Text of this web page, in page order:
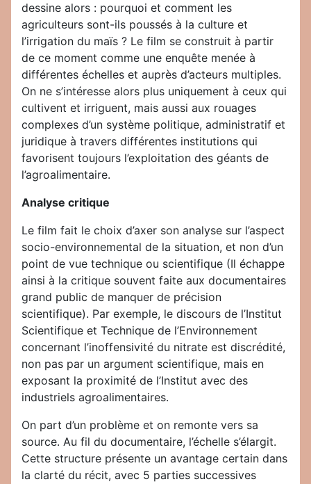
dessine alors : pourquoi et comment les
agriculteurs sont-ils poussés à la culture et
l’irrigation du maïs ? Le film se construit à partir
de ce moment comme une enquête menée à
différentes échelles et auprès d’acteurs multiples.
On ne s’intéresse alors plus uniquement à ceux qui
cultivent et irriguent, mais aussi aux rouages
complexes d’un système politique, administratif et
juridique à travers différentes institutions qui
favorisent toujours l’exploitation des géants de
l’agroalimentaire.
Analyse critique
Le film fait le choix d’axer son analyse sur l’aspect
socio-environnemental de la situation, et non d’un
point de vue technique ou scientifique (Il échappe
ainsi à la critique souvent faite aux documentaires
grand public de manquer de précision
scientifique). Par exemple, le discours de l’Institut
Scientifique et Technique de l’Environnement
concernant l’inoffensivité du nitrate est discrédité,
non pas par un argument scientifique, mais en
exposant la proximité de l’Institut avec des
industriels agroalimentaires.
On part d’un problème et on remonte vers sa
source. Au fil du documentaire, l’échelle s’élargit.
Cette structure présente un avantage certain dans
la clarté du récit, avec 5 parties successives